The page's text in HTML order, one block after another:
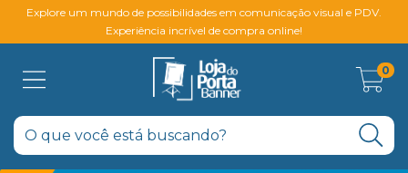
Explore um mundo de possibilidades em comunicação visual e PDV.
Experiência incrível de compra online!
0